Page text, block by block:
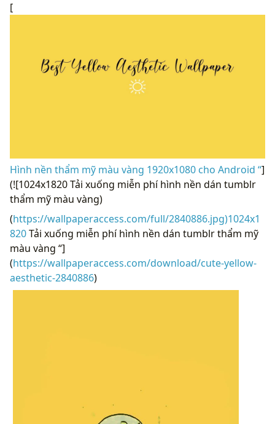
[
Hình nền thẩm mỹ màu vàng 1920x1080 cho Android “]
(![1024x1820 Tải xuống miễn phí hình nền dán tumblr
thẩm mỹ màu vàng)
(https://wallpaperaccess.com/full/2840886.jpg)1024x1
820Tải xuống miễn phí hình nền dán tumblr thẩm mỹ
màu vàng “]
(https://wallpaperaccess.com/download/cute-yellow-
aesthetic-2840886)